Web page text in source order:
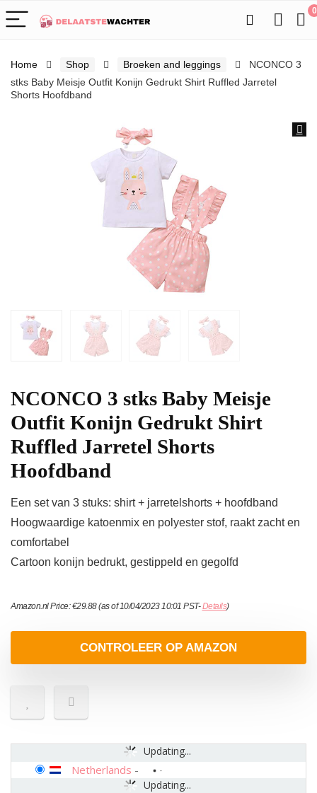
0
Home Shop Broeken and leggings
NCONCO 3
stks Baby Meisje Outfit Konijn Gedrukt Shirt Ruffled Jarretel
Shorts Hoofdband
NCONCO 3 stks Baby Meisje
Outfit Konijn Gedrukt Shirt
Ruffled Jarretel Shorts
Hoofdband
Een set van 3 stuks: shirt + jarretelshorts + hoofdband
Hoogwaardige katoenmix en polyester stof, raakt zacht en
comfortabel
Cartoon konijn bedrukt, gestippeld en gegolfd
Amazon.nl Price:€29.88(as of 10/04/2023 10:01 PST-Details)
CONTROLEER OP AMAZON
Updating...
Updating...
Netherlands -